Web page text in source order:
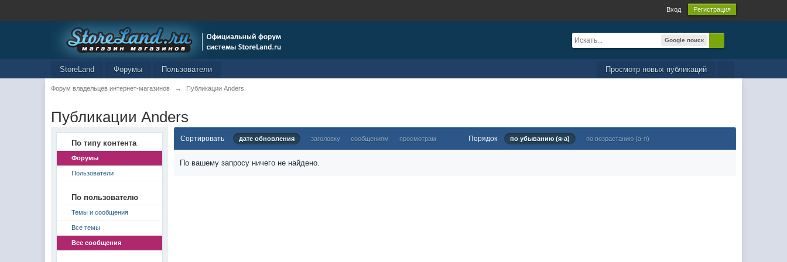
Вход Регистрация
Google поиск
Просмотр новых публикаций
StoreLand Форумы Пользователи
Форум владельцев интернет-магазинов → Публикации Anders
Публикации Anders
По типу контента
Форумы
Пользователи
По пользователю
Темы и сообщения
Все темы
Все сообщения
Сортировать дате обновления заголовку сообщениям просмотрам Порядок по убыванию (я-а) по возрастанию (а-я)
По вашему запросу ничего не найдено.